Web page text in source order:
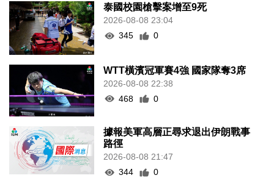
泰國校園槍擊案增至9死
2026-08-08 23:04
345
0
WTT橫濱冠軍賽4強 國家隊奪3席
2026-08-08 22:38
468
0
據報美軍高層正尋求退出伊朗戰事
路徑
2026-08-08 21:47
344
0